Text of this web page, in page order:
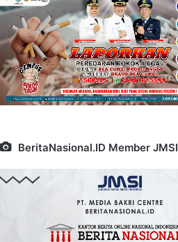
BeritaNasional.ID Member JMSI